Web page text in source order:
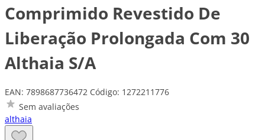
Comprimido Revestido De
Liberação Prolongada Com 30
Althaia S/A
EAN: 7898687736472 Código: 1272211776
Sem avaliações
althaia